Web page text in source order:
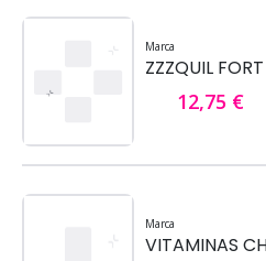
Marca
ZZZQUIL
12,75 €
Marca
VITAMINAS